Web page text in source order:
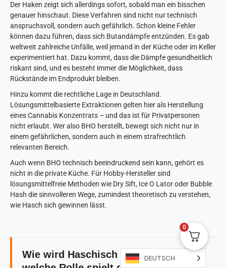
Der Haken zeigt sich allerdings sofort, sobald man ein bisschen
genauer hinschaut. Diese Verfahren sind nicht nur technisch
anspruchsvoll, sondern auch gefährlich. Schon kleine Fehler
können dazu führen, dass sich Butandämpfe entzünden. Es gab
weltweit zahlreiche Unfälle, weil jemand in der Küche oder im Keller
experimentiert hat. Dazu kommt, dass die Dämpfe gesundheitlich
riskant sind, und es besteht immer die Möglichkeit, dass
Rückstände im Endprodukt bleiben.
Hinzu kommt die rechtliche Lage in Deutschland.
Lösungsmittelbasierte Extraktionen gelten hier als Herstellung
eines Cannabis Konzentrats – und das ist für Privatpersonen
nicht erlaubt. Wer also BHO herstellt, bewegt sich nicht nur in
einem gefährlichen, sondern auch in einem strafrechtlich
relevanten Bereich.
Auch wenn BHO technisch beeindruckend sein kann, gehört es
nicht in die private Küche. Für Hobby-Hersteller sind
lösungsmittelfreie Methoden wie Dry Sift, Ice O Lator oder Bubble
Hash die sinnvolleren Wege, zumindest theoretisch zu verstehen,
wie Hasch sich gewinnen lässt.
Wie wird Haschisch konsumiert und
0
DEUTSCH